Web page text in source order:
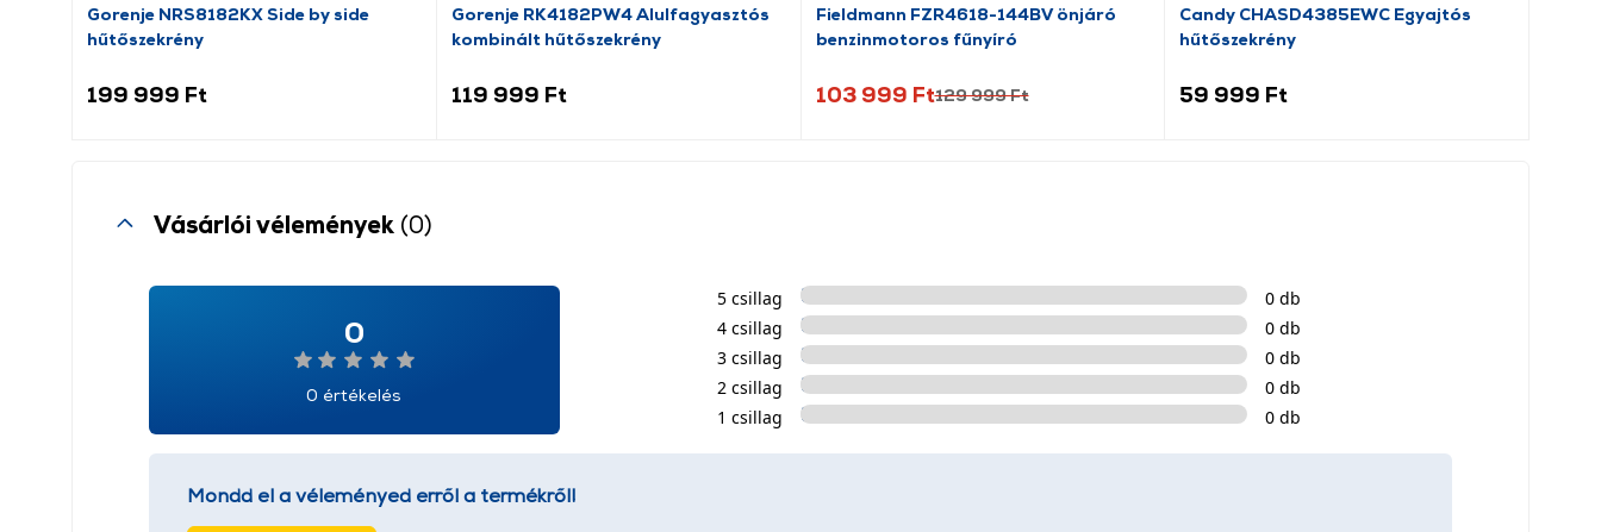
Gorenje NRS8182KX Side by side
hűtőszekrény
199 999 Ft
Gorenje RK4182PW4 Alulfagyasztós
kombinált hűtőszekrény
119 999 Ft
Fieldmann FZR4618-144BV önjáró
benzinmotoros fűnyíró
103 999 Ft129 999 Ft
Candy CHASD4385EWC Egyajtós
hűtőszekrény
59 999 Ft
Vásárlói vélemények (0)
0
0 értékelés
5 csillag
0 db
4 csillag
0 db
3 csillag
0 db
2 csillag
0 db
1 csillag
0 db
Mondd el a véleményed erről a termékről!